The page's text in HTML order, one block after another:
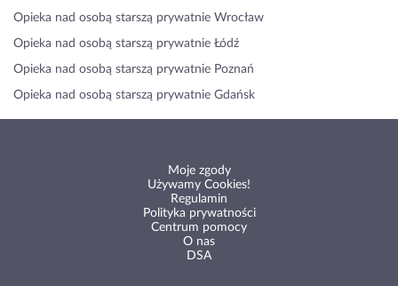
Opieka nad osobą starszą prywatnie Wrocław
Opieka nad osobą starszą prywatnie Łódź
Opieka nad osobą starszą prywatnie Poznań
Opieka nad osobą starszą prywatnie Gdańsk
Moje zgody
Używamy Cookies!
Regulamin
Polityka prywatności
Centrum pomocy
O nas
DSA